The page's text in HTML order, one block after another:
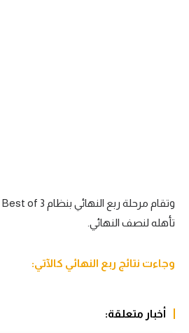
سعودي في الجول
دوري أبطال أوروبا
تأهله لنصف النهائي.
وجاءت نتائج ربع النهائي كالآتي:
أخبار متعلقة: